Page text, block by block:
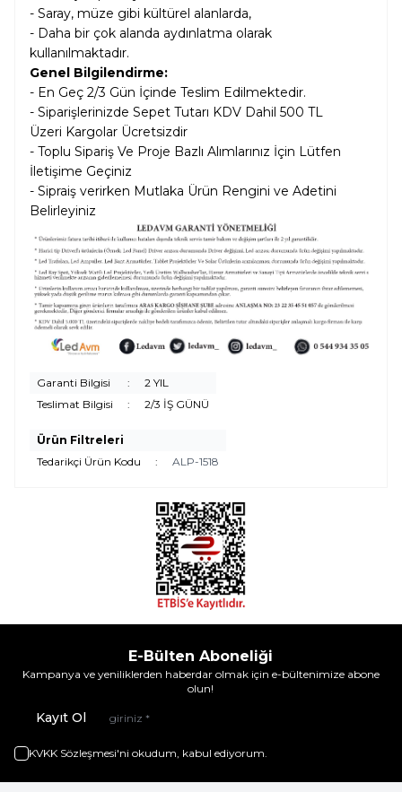
- Saray, müze gibi kültürel alanlarda,
- Daha bir çok alanda aydınlatma olarak
kullanılmaktadır.
Genel Bilgilendirme:
- En Geç 2/3 Gün İçinde Teslim Edilmektedir.
- Siparişlerinizde Sepet Tutarı KDV Dahil 500 TL
Üzeri Kargolar Ücretsizdir
- Toplu Sipariş Ve Proje Bazlı Alımlarınız İçin Lütfen
İletişime Geçiniz
- Sipraiş verirken Mutlaka Ürün Rengini ve Adetini
Belirleyiniz
Garanti Bilgisi :
2 YIL
Teslimat Bilgisi
: 2/3 İŞ GÜNÜ
Ürün Filtreleri
Tedarikçi Ürün Kodu
: ALP-1518
E-Bülten Aboneliği
Kampanya ve yeniliklerden haberdar olmak için e-bültenimize abone
olun!
Kayıt Ol
KVKK Sözleşmesi'ni okudum, kabul ediyorum.